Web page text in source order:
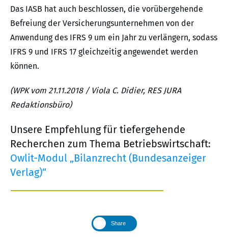
Das IASB hat auch beschlossen, die vorübergehende
Befreiung der Versicherungsunternehmen von der
Anwendung des IFRS 9 um ein Jahr zu verlängern, sodass
IFRS 9 und IFRS 17 gleichzeitig angewendet werden
können.
(WPK vom 21.11.2018 / Viola C. Didier, RES JURA
Redaktionsbüro)
Unsere Empfehlung für tiefergehende
Recherchen zum Thema Betriebswirtschaft:
Owlit-Modul „Bilanzrecht (Bundesanzeiger
Verlag)“
Share